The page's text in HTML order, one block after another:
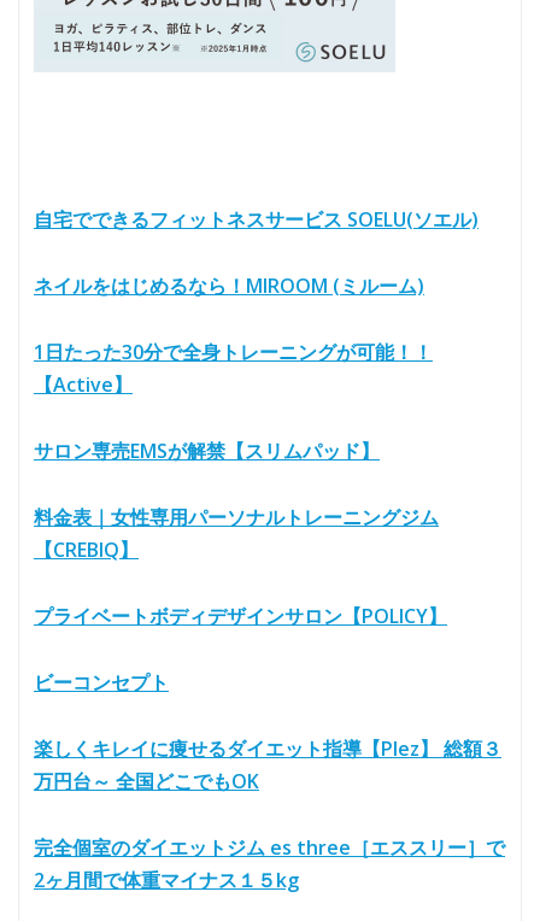
自宅でできるフィットネスサービス SOELU(ソエル)
ネイルをはじめるなら！MIROOM (ミルーム)
1日たった30分で全身トレーニングが可能！！
【Active】
サロン専売EMSが解禁【スリムパッド】
料金表｜女性専用パーソナルトレーニングジム
【CREBIQ】
プライベートボディデザインサロン【POLICY】
ビーコンセプト
楽しくキレイに痩せるダイエット指導【Plez】 総額３
万円台～ 全国どこでもOK
完全個室のダイエットジム es three［エススリー］で
2ヶ月間で体重マイナス１５kg